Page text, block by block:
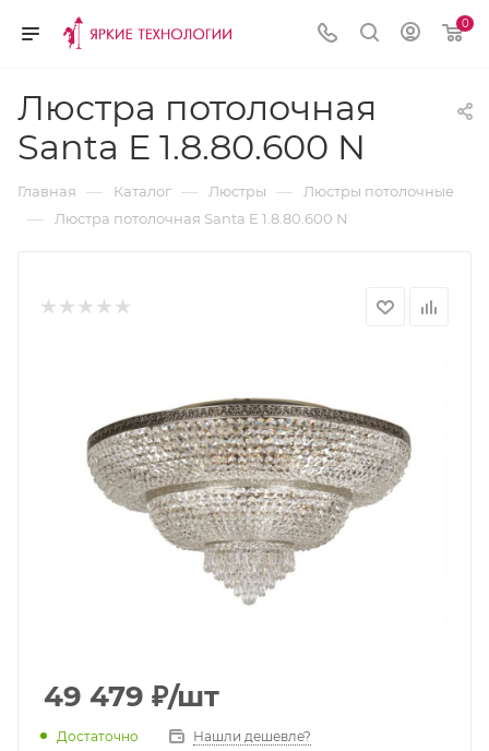
0
Люстра потолочная
Santa E 1.8.80.600 N
Главная — Каталог — Люстры — Люстры потолочные
— Люстра потолочная Santa E 1.8.80.600 N
49 479 ₽/шт
Достаточно Нашли дешевле?